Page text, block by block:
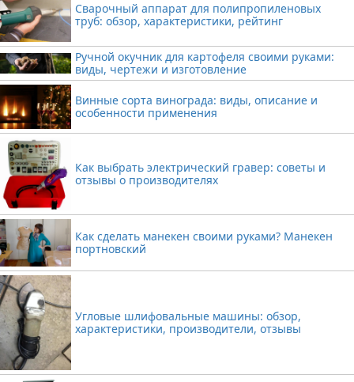
Сварочный аппарат для полипропиленовых
труб: обзор, характеристики, рейтинг
Ручной окучник для картофеля своими руками:
виды, чертежи и изготовление
Винные сорта винограда: виды, описание и
особенности применения
Как выбрать электрический гравер: советы и
отзывы о производителях
Как сделать манекен своими руками? Манекен
портновский
Угловые шлифовальные машины: обзор,
характеристики, производители, отзывы